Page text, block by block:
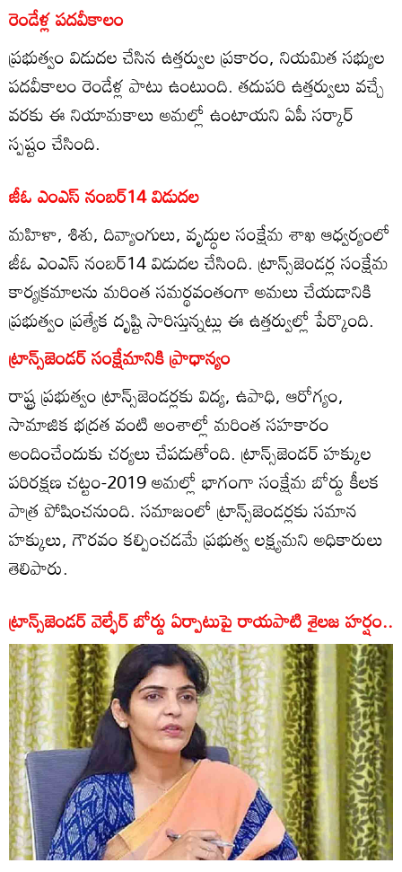
రెండేళ్ల పదవీకాలం
ప్రభుత్వం విడుదల చేసిన ఉత్తర్వుల ప్రకారం, నియమిత సభ్యుల
పదవీకాలం రెండేళ్ల పాటు ఉంటుంది. తదుపరి ఉత్తర్వులు వచ్చే
వరకు ఈ నియామకాలు అమల్లో ఉంటాయని ఏపీ సర్కార్
స్పష్టం చేసింది.
జీఓ ఎంఎస్ నంబర్14 విడుదల
మహిళా, శిశు, దివ్యాంగులు, వృద్ధుల సంక్షేమ శాఖ ఆధ్వర్యంలో
జీఓ ఎంఎస్ నంబర్14 విడుదల చేసింది. ట్రాన్స్‌జెండర్ల సంక్షేమ
కార్యక్రమాలను మరింత సమర్థవంతంగా అమలు చేయడానికి
ప్రభుత్వం ప్రత్యేక దృష్టి సారిస్తున్నట్లు ఈ ఉత్తర్వుల్లో పేర్కొంది.
ట్రాన్స్‌జెండర్ సంక్షేమానికి ప్రాధాన్యం
రాష్ట్ర ప్రభుత్వం ట్రాన్స్‌జెండర్లకు విద్య, ఉపాధి, ఆరోగ్యం,
సామాజిక భద్రత వంటి అంశాల్లో మరింత సహకారం
అందించేందుకు చర్యలు చేపడుతోంది. ట్రాన్స్‌జెండర్ హక్కుల
పరిరక్షణ చట్టం-2019 అమల్లో భాగంగా సంక్షేమ బోర్డు కీలక
పాత్ర పోషించనుంది. సమాజంలో ట్రాన్స్‌జెండర్లకు సమాన
హక్కులు, గౌరవం కల్పించడమే ప్రభుత్వ లక్ష్యమని అధికారులు
తెలిపారు.
ట్రాన్స్‌జెండర్ వెల్ఫేర్ బోర్డు ఏర్పాటుపై రాయపాటి శైలజ హర్షం..